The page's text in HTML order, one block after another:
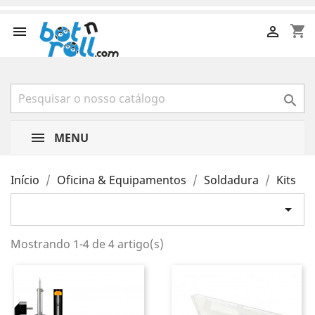
 shopping_cart


MENU
Início Oficina & Equipamentos Soldadura Kits

Mostrando 1-4 de 4 artigo(s)